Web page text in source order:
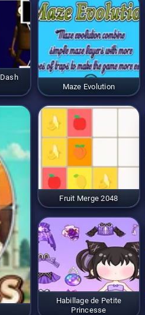
Maze Evolution
Fruit Merge 2048
Habillage de Petite
Princesse